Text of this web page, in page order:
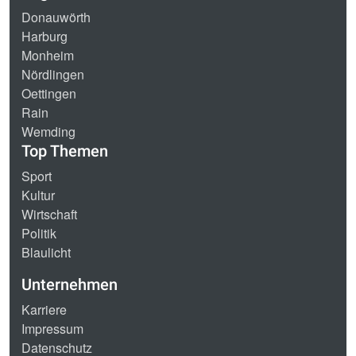
Donauwörth
Harburg
Monheim
Nördlingen
Oettingen
Rain
Wemding
Top Themen
Sport
Kultur
Wirtschaft
Politik
Blaulicht
Unternehmen
Karriere
Impressum
Datenschutz